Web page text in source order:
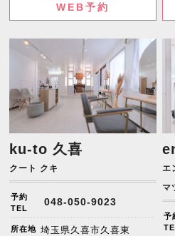
WEB予約
ku-to 久喜
クート クキ
予約
TEL
048-050-9023
所在地 埼玉県久喜市久喜東
エ
マ
予